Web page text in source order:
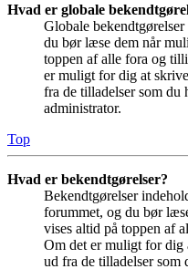
Hvad er globale
Globale
du bør læse dem når
toppen af alle fora og
er muligt for dig at
fra de tilladelser som du
administrator.
Top
Hvad er bekendtgørelser?
Bekendtgørelser
forummet, og du bør
vises altid på toppen af
Om det er muligt for dig
ud fra de tilladelser som